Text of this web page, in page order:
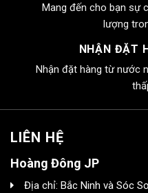
Mang đến cho bạn sự
lượng
NHẬN ĐẶT
Nhận đặt hàng từ nước
LIÊN HỆ
Hoàng Đông JP
Địa chỉ: Bắc Ninh và Sóc